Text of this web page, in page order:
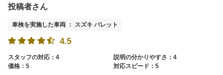
投稿者さん
車検を実施した車両 ： スズキ パレット
4.5
スタッフの対応：4
説明の分かりやすさ：4
価格：5
対応スピード：5